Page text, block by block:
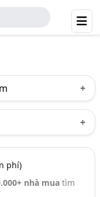
Nẵng
phí)
nhà muatìm